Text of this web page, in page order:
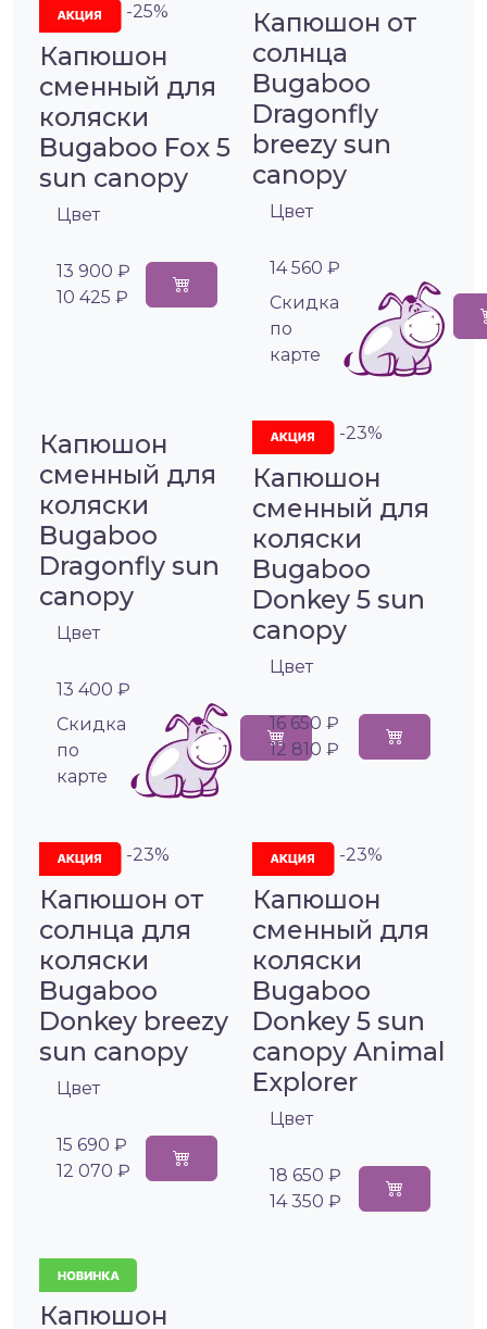
-25%
Капюшон
сменный для
коляски
Bugaboo Fox 5
sun canopy
Цвет
13 900 ₽
10 425 ₽
Капюшон от
солнца
Bugaboo
Dragonfly
breezy sun
canopy
Цвет
14 560 ₽
Cкидка
по
карте
Капюшон
сменный для
коляски
Bugaboo
Dragonfly sun
canopy
Цвет
13 400 ₽
Cкидка
по
карте
-23%
Капюшон
сменный для
коляски
Bugaboo
Donkey 5 sun
canopy
Цвет
16 650 ₽
12 810 ₽
-23%
Капюшон от
солнца для
коляски
Bugaboo
Donkey breezy
sun canopy
Цвет
15 690 ₽
12 070 ₽
-23%
Капюшон
сменный для
коляски
Bugaboo
Donkey 5 sun
canopy Animal
Explorer
Цвет
18 650 ₽
14 350 ₽
Капюшон